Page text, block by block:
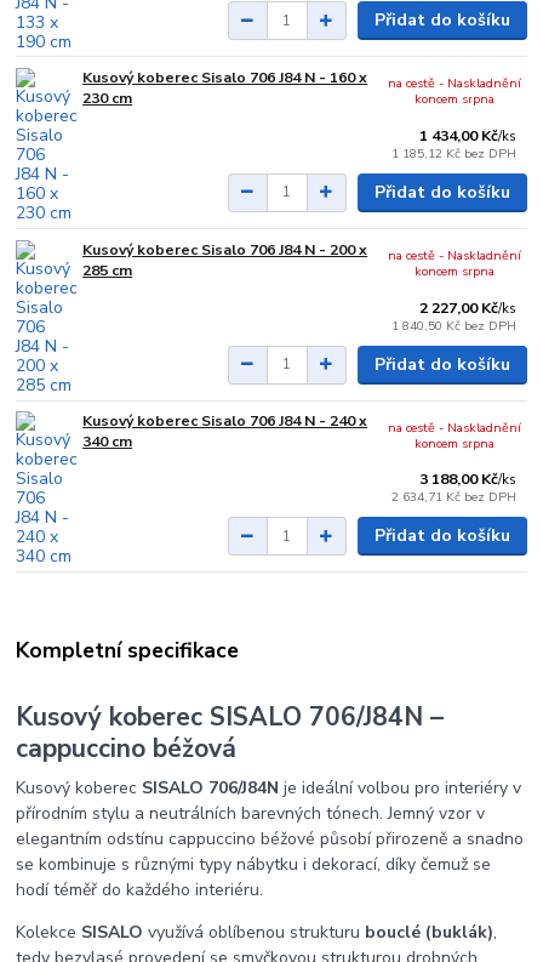
Přidat do košíku
Kusový koberec Sisalo 706 J84 N - 160 x
230 cm
1 434,00 Kč/ks
1 185,12 Kč bez DPH
na cestě - Naskladnění
koncem srpna
Přidat do košíku
Kusový koberec Sisalo 706 J84 N - 200 x
285 cm
2 227,00 Kč/ks
1 840,50 Kč bez DPH
na cestě - Naskladnění
koncem srpna
Přidat do košíku
Kusový koberec Sisalo 706 J84 N - 240 x
340 cm
3 188,00 Kč/ks
2 634,71 Kč bez DPH
na cestě - Naskladnění
koncem srpna
Přidat do košíku
Kompletní specifikace
Kusový koberec SISALO 706/J84N –
cappuccino béžová
Kusový koberec SISALO 706/J84N je ideální volbou pro interiéry v
přírodním stylu a neutrálních barevných tónech. Jemný vzor v
elegantním odstínu cappuccino béžové působí přirozeně a snadno
se kombinuje s různými typy nábytku i dekorací, díky čemuž se
hodí téměř do každého interiéru.
Kolekce SISALO využívá oblíbenou strukturu bouclé (buklák),